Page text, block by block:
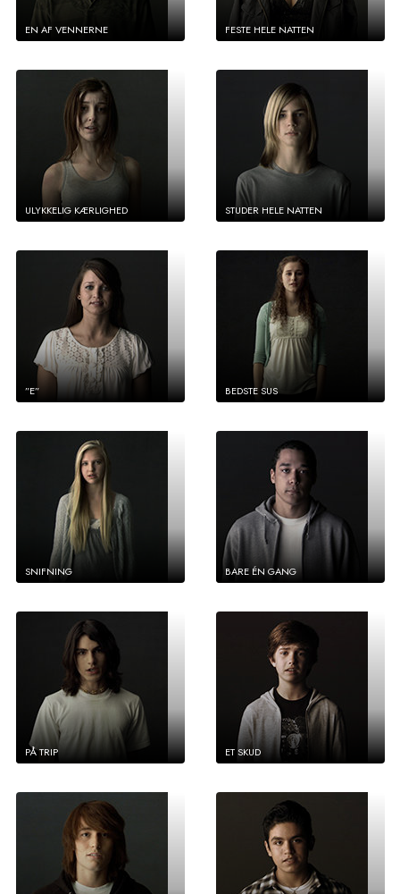
EN AF VENNERNE FESTE HELE NATTEN
ULYKKELIG KÆRLIGHED STUDER HELE NATTEN
”E” BEDSTE SUS
SNIFNING BARE ÉN GANG
PÅ TRIP ET SKUD